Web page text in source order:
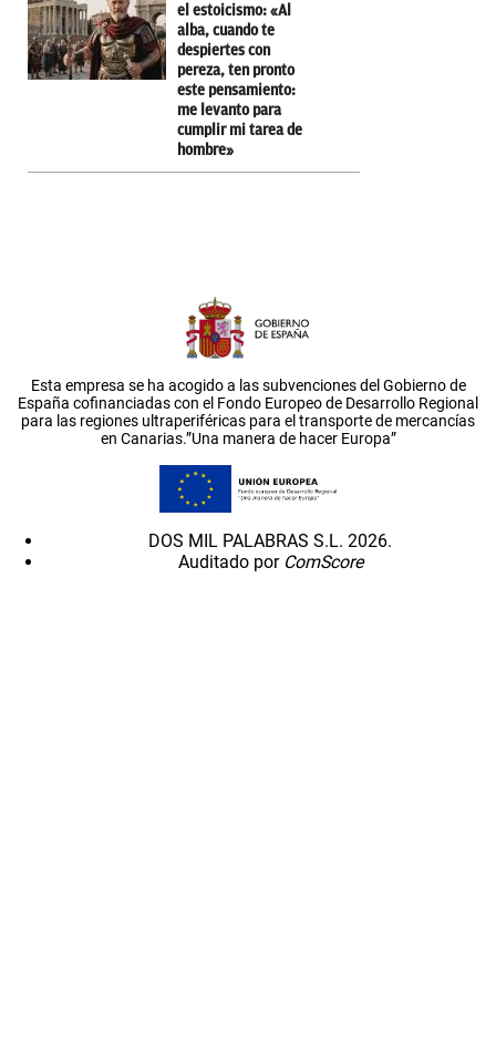
el estoicismo: «Al
alba, cuando te
despiertes con
pereza, ten pronto
este pensamiento:
me levanto para
cumplir mi tarea de
hombre»
Esta empresa se ha acogido a las subvenciones del Gobierno de
España cofinanciadas con el Fondo Europeo de Desarrollo Regional
para las regiones ultraperiféricas para el transporte de mercancías
en Canarias.”Una manera de hacer Europa”
DOS MIL PALABRAS S.L. 2026.
Auditado por ComScore